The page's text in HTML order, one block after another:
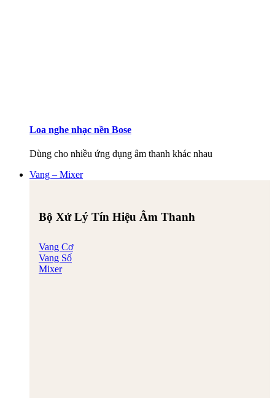
Loa nghe nhạc nền Bose
Dùng cho nhiều ứng dụng âm thanh khác nhau
Vang – Mixer
Bộ Xử Lý Tín Hiệu Âm Thanh
Vang Cơ
Vang Số
Mixer